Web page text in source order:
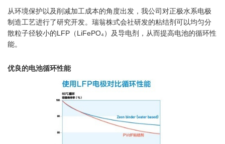
从环境保护以及削减加工成本的角度出发，我公司对正极水系电极
制造工艺进行了研究开发。瑞翁株式会社研发的粘结剂可以均匀分
散粒子径较小的LFP（LiFePO₄）及导电剂，从而提高电池的循环性
能。
优良的电池循环性能